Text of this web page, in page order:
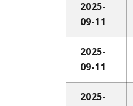
2025-
09-11
2025-
09-11
2025-